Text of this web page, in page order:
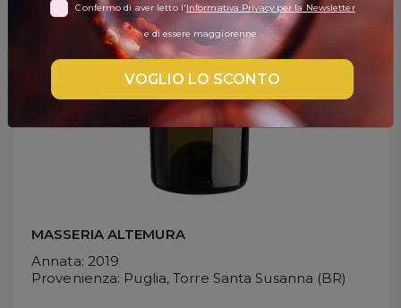
DISPENSA
TUTTO A
Preferiti
MASSERIA ALTEMURA
Annata: 2019
Provenienza: Puglia, Torre Santa Susanna (BR)
Confermo di aver letto l'Informativa Privacy per la Newsletter
e di essere maggiorenne
VOGLIO LO SCONTO